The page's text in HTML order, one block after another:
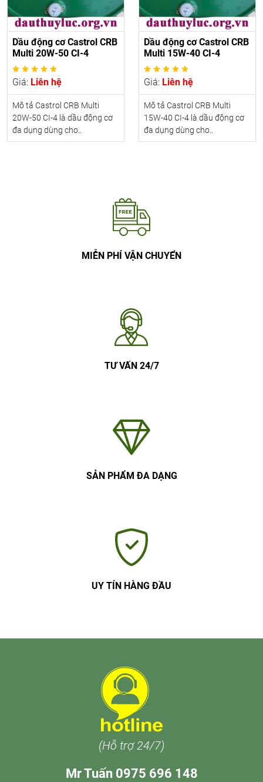
Dầu động cơ Castrol CRB
Multi 20W-50 CI-4
Giá: Liên hệ
Mô tả Castrol CRB Multi
20W-50 CI-4 là dầu động cơ
đa dụng dùng cho..
Dầu động cơ Castrol CRB
Multi 15W-40 CI-4
Giá: Liên hệ
Mô tả Castrol CRB Multi
15W-40 CI-4 là dầu động cơ
đa dụng dùng cho..
MIỄN PHÍ VẬN CHUYỂN
TƯ VẤN 24/7
SẢN PHẨM ĐA DẠNG
UY TÍN HÀNG ĐẦU
(Hỗ trợ 24/7)
Mr Tuấn 0975 696 148